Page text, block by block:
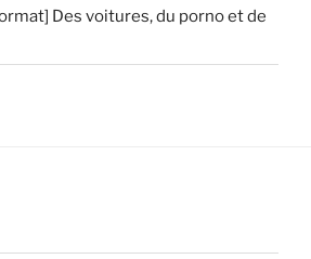
Des voitures, du porno et de